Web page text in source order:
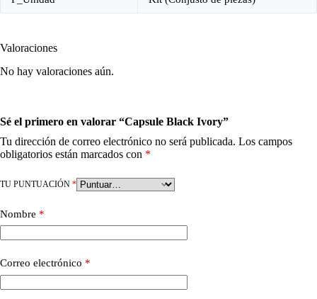
Valoraciones
No hay valoraciones aún.
Sé el primero en valorar “Capsule Black Ivory”
Tu dirección de correo electrónico no será publicada. Los campos
obligatorios están marcados con *
TU PUNTUACIÓN *
Nombre *
Correo electrónico *